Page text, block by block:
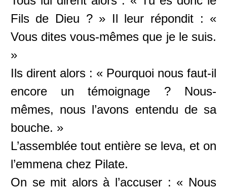
Fils de Dieu ? » Il leur répondit : «
Vous dites vous-mêmes que je le suis.
»
Ils dirent alors : « Pourquoi nous faut-il
encore un témoignage ? Nous-
mêmes, nous l’avons entendu de sa
bouche. »
L’assemblée tout entière se leva, et on
l’emmena chez Pilate.
On se mit alors à l’accuser : « Nous